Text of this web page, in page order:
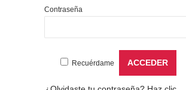
Contraseña
Recuérdame